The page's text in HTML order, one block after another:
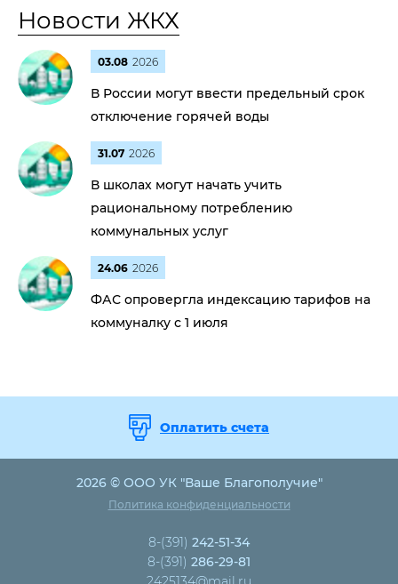
Новости ЖКХ
03.08 2026
В России могут ввести предельный срок
отключение горячей воды
31.07 2026
В школах могут начать учить
рациональному потреблению
коммунальных услуг
24.06 2026
ФАС опровергла индексацию тарифов на
коммуналку с 1 июля
Оплатить счета
2026 © ООО УК "Ваше Благополучие"
Политика конфиденциальности
8-(391) 242-51-34
8-(391) 286-29-81